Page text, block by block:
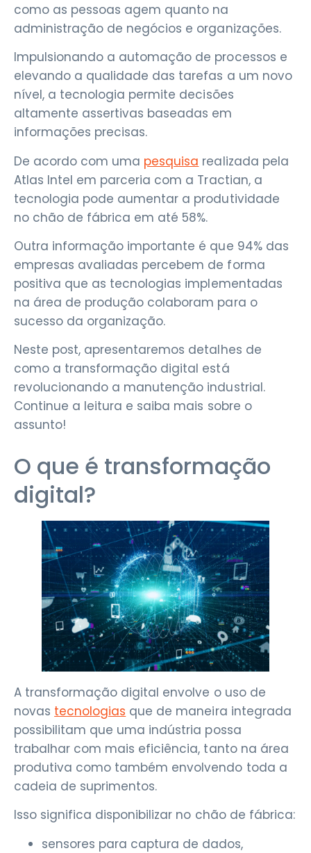
como as pessoas agem quanto na
administração de negócios e organizações.
Impulsionando a automação de processos e
elevando a qualidade das tarefas a um novo
nível, a tecnologia permite decisões
altamente assertivas baseadas em
informações precisas.
De acordo com uma pesquisa realizada pela
Atlas Intel em parceria com a Tractian, a
tecnologia pode aumentar a produtividade
no chão de fábrica em até 58%.
Outra informação importante é que 94% das
empresas avaliadas percebem de forma
positiva que as tecnologias implementadas
na área de produção colaboram para o
sucesso da organização.
Neste post, apresentaremos detalhes de
como a transformação digital está
revolucionando a manutenção industrial.
Continue a leitura e saiba mais sobre o
assunto!
O que é transformação
digital?
A transformação digital envolve o uso de
novas tecnologias que de maneira integrada
possibilitam que uma indústria possa
trabalhar com mais eficiência, tanto na área
produtiva como também envolvendo toda a
cadeia de suprimentos.
Isso significa disponibilizar no chão de fábrica:
sensores para captura de dados,